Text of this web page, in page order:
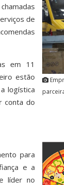
de
em 11
estão
logística
conta do
para
e a
líder no